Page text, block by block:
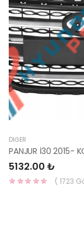
DIĞER
5132.00 ₺